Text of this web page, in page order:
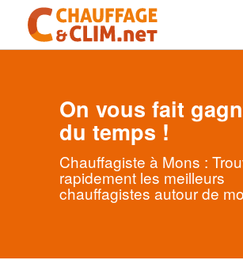
On vous fait
du temps !
Chauffagiste à Mons :
rapidement les meilleurs
chauffagistes autour de